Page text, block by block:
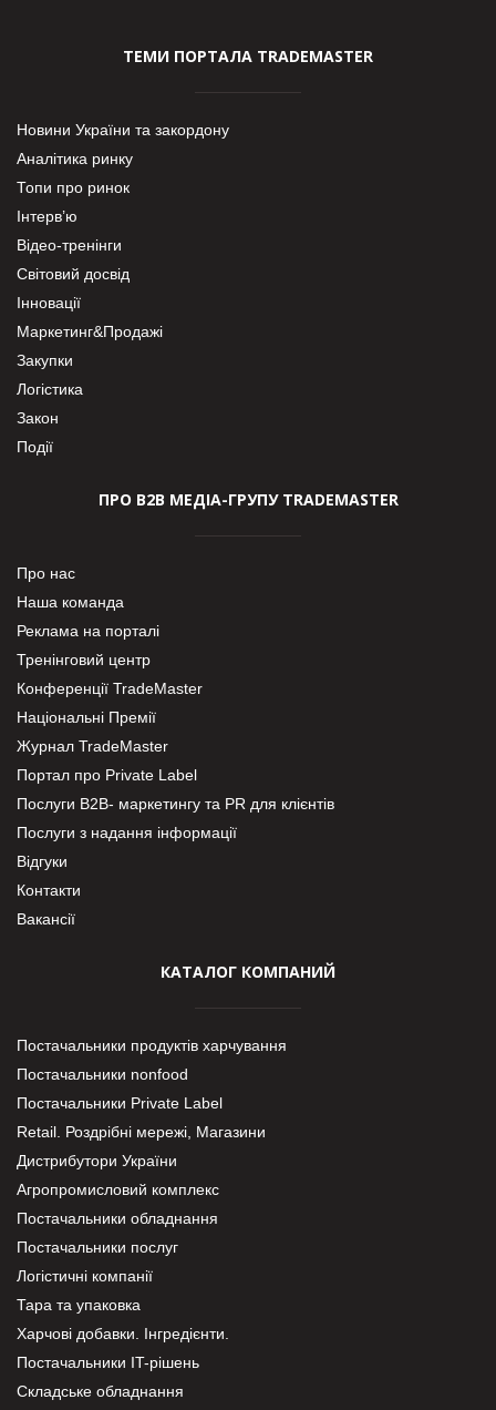
ТЕМИ ПОРТАЛА TRADEMASTER
Новини України та закордону
Аналітика ринку
Топи про ринок
Інтерв’ю
Відео-тренінги
Світовий досвід
Інновації
Маркетинг&Продажі
Закупки
Логістика
Закон
Події
ПРО В2В МЕДІА-ГРУПУ TRADEMASTER
Про нас
Наша команда
Реклама на порталі
Тренінговий центр
Конференції TradeMaster
Національні Премії
Журнал TradeMaster
Портал про Private Label
Послуги В2В- маркетингу та PR для клієнтів
Послуги з надання інформації
Відгуки
Контакти
Вакансії
КАТАЛОГ КОМПАНИЙ
Постачальники продуктів харчування
Постачальники nonfood
Постачальники Private Label
Retail. Роздрібні мережі, Магазини
Дистрибутори України
Агропромисловий комплекс
Постачальники обладнання
Постачальники послуг
Логістичні компанії
Тара та упаковка
Харчові добавки. Інгредієнти.
Постачальники IT-рішень
Складське обладнання